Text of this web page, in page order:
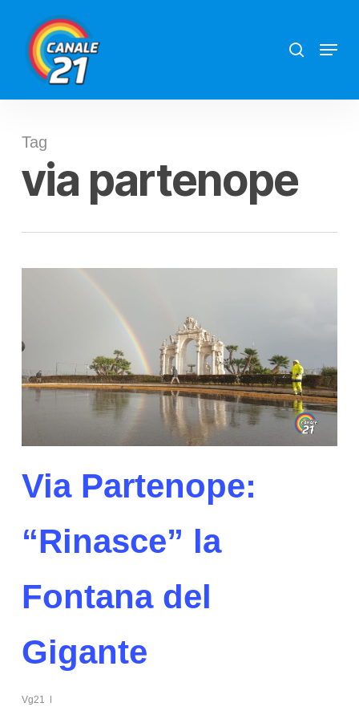
main
content
Menu
Tag
via partenope
Via Partenope:
“Rinasce” la
Fontana del
Gigante
Vg21